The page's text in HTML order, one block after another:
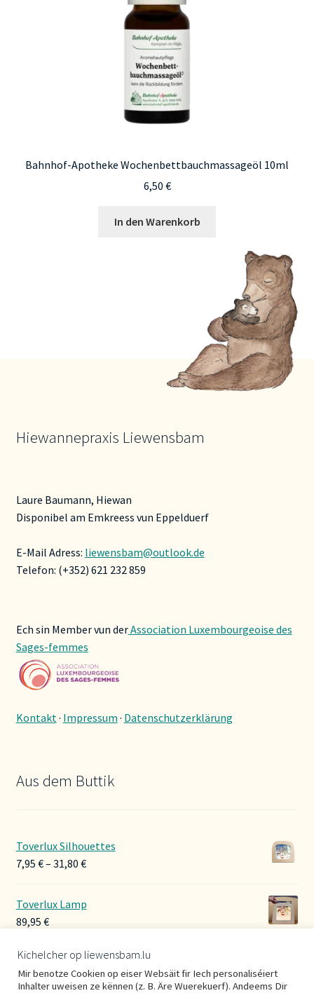
Bahnhof-Apotheke Wochenbettbauchmassageöl 10ml
6,50 €
In den Warenkorb
Hiewannepraxis Liewensbam
Laure Baumann, Hiewan
Disponibel am Emkreess vun Eppelduerf
E-Mail Adress: liewensbam@outlook.de
Telefon: (+352) 621 232 859
Ech sin Member vun derAssociation Luxembourgeoise des
Sages-femmes
Kontakt · Impressum · Datenschutzerklärung
Aus dem Buttik
Toverlux Silhouettes
7,95 €– 31,80 €Preisspanne:
Toverlux Lamp
89,95 €
Hoerbänner Wollwalk
29,00€
Kichelcher op liewensbam.lu
Mir benotze Cookien op eiser Websäit fir Iech personaliséiert
Inhalter uweisen ze kënnen (z. B. Äre Wuerekuerf). Andeems Dir